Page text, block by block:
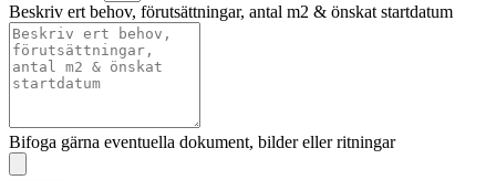
Beskriv ert behov, förutsättningar, antal m2 & önskat startdatum
Bifoga gärna eventuella dokument, bilder eller ritningar